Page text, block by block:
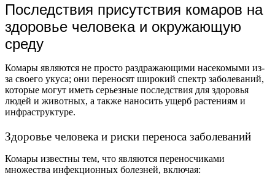
Последствия присутствия комаров на
здоровье человека и окружающую
среду
Комары являются не просто раздражающими насекомыми из-
за своего укуса; они переносят широкий спектр заболеваний,
которые могут иметь серьезные последствия для здоровья
людей и животных, а также наносить ущерб растениям и
инфраструктуре.
Здоровье человека и риски переноса заболеваний
Комары известны тем, что являются переносчиками
множества инфекционных болезней, включая: